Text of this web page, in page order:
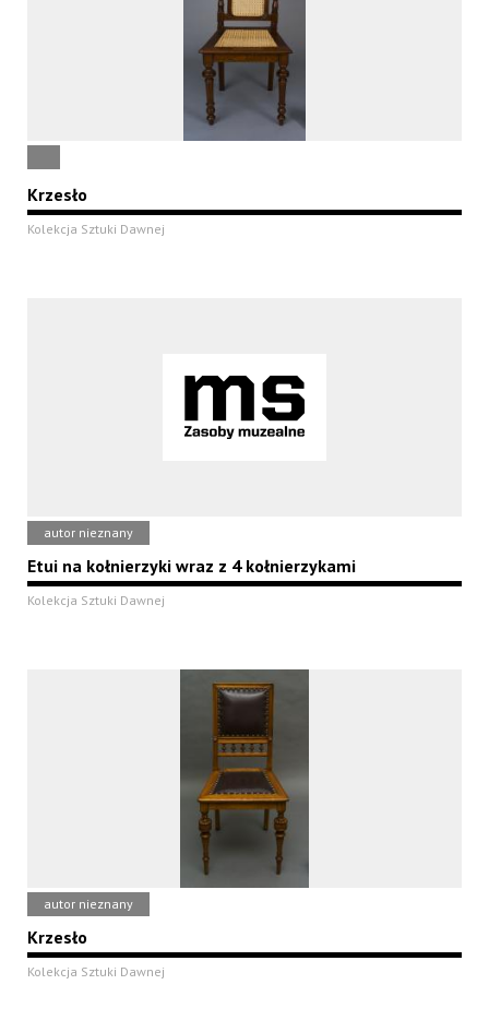
Krzesło
Kolekcja Sztuki Dawnej
autor nieznany
Etui na kołnierzyki wraz z 4 kołnierzykami
Kolekcja Sztuki Dawnej
autor nieznany
Krzesło
Kolekcja Sztuki Dawnej